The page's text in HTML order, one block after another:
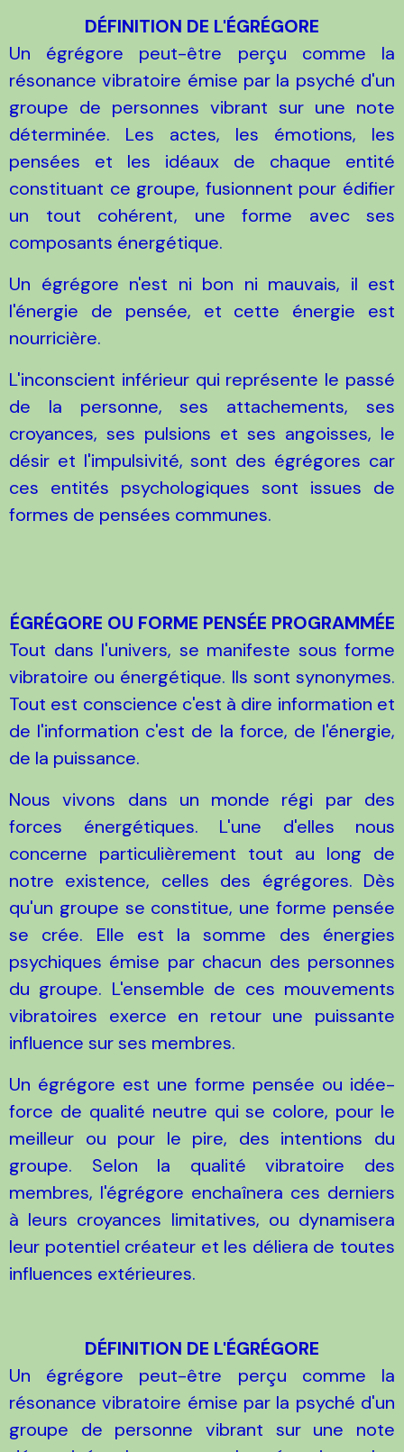
DÉFINITION DE L'ÉGRÉGORE
Un égrégore peut-être perçu comme la
résonance vibratoire émise par la psyché d'un
groupe de personnes vibrant sur une note
déterminée. Les actes, les émotions, les
pensées et les idéaux de chaque entité
constituant ce groupe, fusionnent pour édifier
un tout cohérent, une forme avec ses
composants énergétique.
Un égrégore n'est ni bon ni mauvais, il est
l'énergie de pensée, et cette énergie est
nourricière.
L'inconscient inférieur qui représente le passé
de la personne, ses attachements, ses
croyances, ses pulsions et ses angoisses, le
désir et l'impulsivité, sont des égrégores car
ces entités psychologiques sont issues de
formes de pensées communes.
ÉGRÉGORE OU FORME PENSÉE PROGRAMMÉE
Tout dans l'univers, se manifeste sous forme
vibratoire ou énergétique. Ils sont synonymes.
Tout est conscience c'est à dire information et
de l'information c'est de la force, de l'énergie,
de la puissance.
Nous vivons dans un monde régi par des
forces énergétiques. L'une d'elles nous
concerne particulièrement tout au long de
notre existence, celles des égrégores. Dès
qu'un groupe se constitue, une forme pensée
se crée. Elle est la somme des énergies
psychiques émise par chacun des personnes
du groupe. L'ensemble de ces mouvements
vibratoires exerce en retour une puissante
influence sur ses membres.
Un égrégore est une forme pensée ou idée-
force de qualité neutre qui se colore, pour le
meilleur ou pour le pire, des intentions du
groupe. Selon la qualité vibratoire des
membres, l'égrégore enchaînera ces derniers
à leurs croyances limitatives, ou dynamisera
leur potentiel créateur et les déliera de toutes
influences extérieures.
DÉFINITION DE L'ÉGRÉGORE
Un égrégore peut-être perçu comme la
résonance vibratoire émise par la psyché d'un
groupe de personne vibrant sur une note